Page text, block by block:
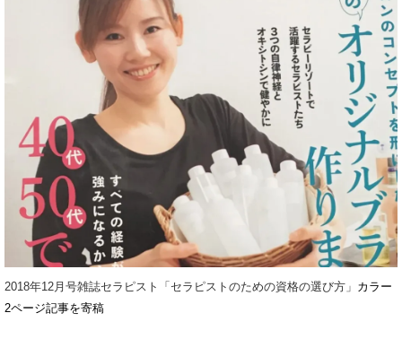
2018年12月号雑誌セラピスト「セラピストのための資格の選び方」 カラー
2ページ記事を寄稿